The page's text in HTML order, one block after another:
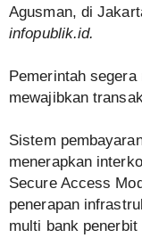
Agusman, di
infopublik.id.
Pemerintah
mewajibkan
Sistem
menerapkan
Secure Access
penerapan
multi bank